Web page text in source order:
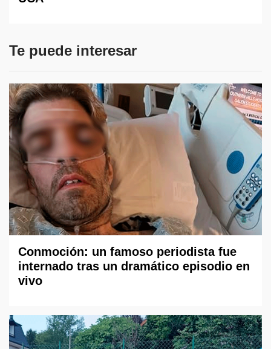
Te puede interesar
Conmoción: un famoso periodista fue
internado tras un dramático episodio en
vivo